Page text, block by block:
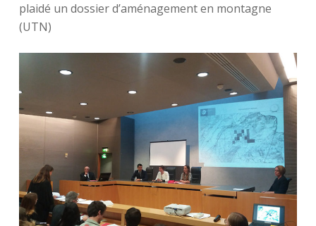
plaidé un dossier d’aménagement en montagne
(UTN)